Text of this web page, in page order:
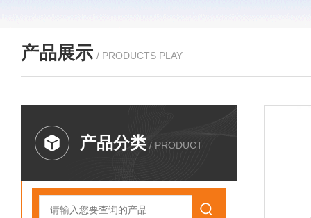
产品展示 / PRODUCTS PLAY
产品分类 / PRODUCT